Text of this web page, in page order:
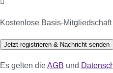
Kostenlose Basis-Mitgliedschaft
Jetzt registrieren & Nachricht senden
Es gelten dieAGB und